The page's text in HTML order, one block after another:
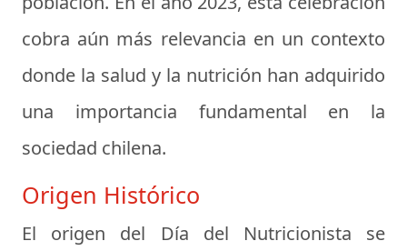
cobra aún más relevancia en un contexto
donde la salud y la nutrición han adquirido
una importancia fundamental en la
sociedad chilena.
Origen Histórico
El origen del Día del Nutricionista se